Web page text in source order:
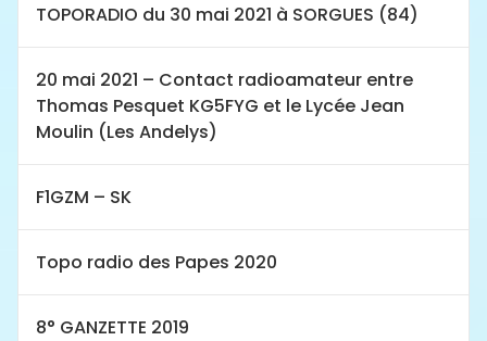
TOPORADIO du 30 mai 2021 à SORGUES (84)
20 mai 2021 – Contact radioamateur entre
Thomas Pesquet KG5FYG et le Lycée Jean
Moulin (Les Andelys)
F1GZM – SK
Topo radio des Papes 2020
8° GANZETTE 2019